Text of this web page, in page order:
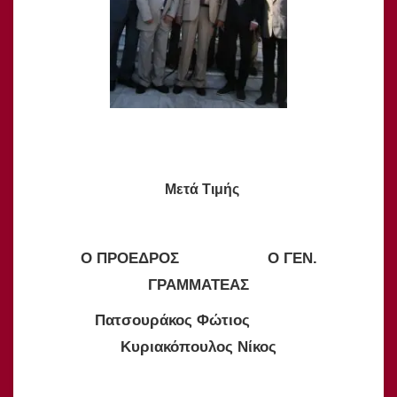
Μετά Τιμής
Ο ΠΡΟΕΔΡΟΣ Ο ΓΕΝ.
ΓΡΑΜΜΑΤΕΑΣ
Πατσουράκος Φώτιος
Κυριακόπουλος Νίκος